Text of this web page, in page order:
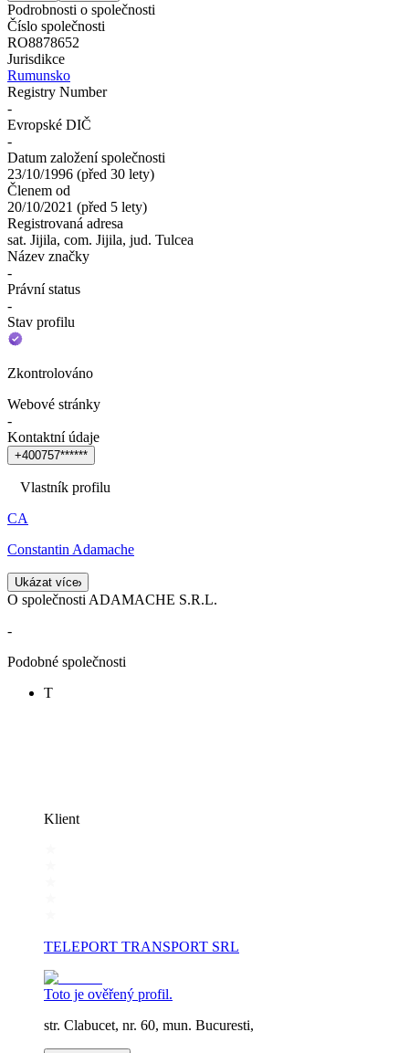
Podrobnosti o společnosti
Číslo společnosti
RO8878652
Jurisdikce
Rumunsko
Registry Number
-
Evropské DIČ
-
Datum založení společnosti
23/10/1996 (před 30 lety)
Členem od
20/10/2021 (před 5 lety)
Registrovaná adresa
sat. Jijila, com. Jijila, jud. Tulcea
Název značky
-
Právní status
-
Stav profilu
Zkontrolováno
Webové stránky
-
Kontaktní údaje
+400757******
Vlastník profilu
CA
Constantin Adamache
Ukázat více
O společnosti ADAMACHE S.R.L.
-
Podobné společnosti
T
Klient
TELEPORT TRANSPORT SRL
Toto je ověřený profil.
str. Clabucet, nr. 60, mun. Bucuresti,